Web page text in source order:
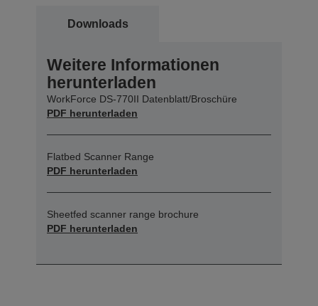
Downloads
Weitere Informationen
herunterladen
WorkForce DS-770II Datenblatt/Broschüre
PDF herunterladen
Flatbed Scanner Range
PDF herunterladen
Sheetfed scanner range brochure
PDF herunterladen